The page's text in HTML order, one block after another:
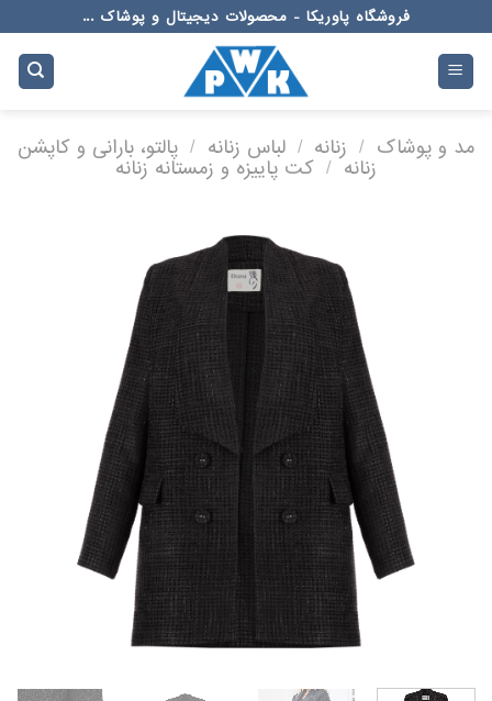
to
content
فروشگاه پاوریکا - محصولات دیجیتال و پوشاک ...
مد و پوشاک / زنانه / لباس زنانه / پالتو، بارانی و کاپشن
زنانه / کت پاییزه و زمستانه زنانه